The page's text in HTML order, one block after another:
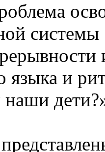
языка и
наши